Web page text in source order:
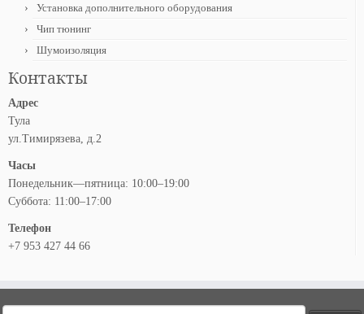
Установка дополнительного оборудования
Чип тюнинг
Шумоизоляция
Контакты
Адрес
Тула
ул.Тимирязева, д.2
Часы
Понедельник—пятница: 10:00–19:00
Суббота: 11:00–17:00
Телефон
+7 953 427 44 66